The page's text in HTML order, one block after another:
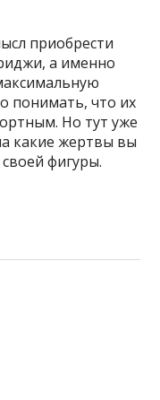
приобрести
а именно
понимать, что их
Но тут уже
какие жертвы вы
фигуры.